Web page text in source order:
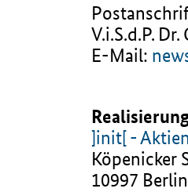
V.i.S.d.P.
E-Mail:
]init[ -
Köpenicker
10997 Berlin